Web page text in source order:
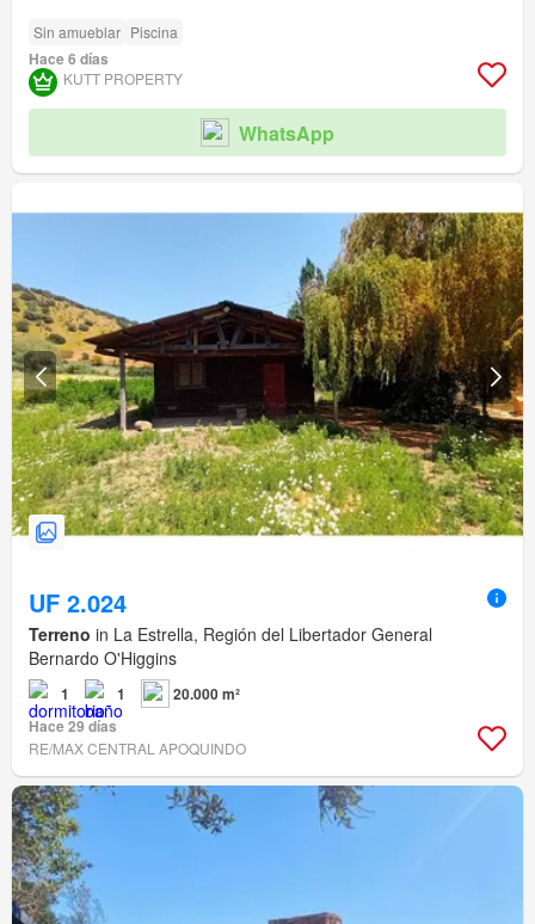
Sin amueblar Piscina
Hace 6 días
KUTT PROPERTY
WhatsApp
UF 2.024
Terreno in La Estrella, Región del Libertador General
Bernardo O'Higgins
1 1
20.000 m²
Hace 29 días
RE/MAX CENTRAL APOQUINDO